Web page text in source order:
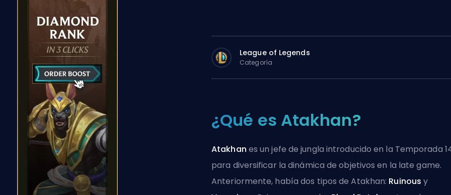
League of Legends
Categoría
¿Qué es Atakhan?
Atakhan es un jefe de jungla introducido en la Temporada
para diversificar la dinámica de objetivos en la late game.
Anteriormente, había dos tipos de Atakhan: Ruinous y